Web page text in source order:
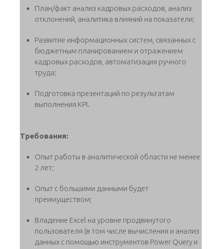
План/факт анализ кадровых расходов, анализ
отклонений, аналитика влияний на показатели;
Развитие информационных систем, связанных с
бюджетным планированием и отражением
кадровых расходов, автоматизация ручного
труда;
Подготовка презентаций по результатам
выполнения KPI.
Требования:
Опыт работы в аналитической области не менее
2 лет;
Опыт с большими данными будет
преимуществом;
Владение Excel на уровне продвинутого
пользователя (в том числе вычисления и анализ
данных с помощью инструментов Power Query и